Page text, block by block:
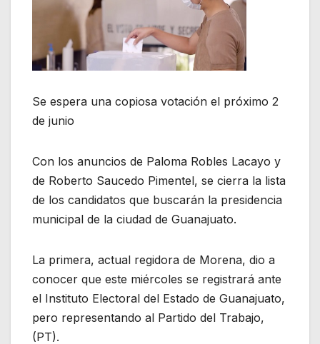
Se espera una copiosa votación el próximo 2
de junio
Con los anuncios de Paloma Robles Lacayo y
de Roberto Saucedo Pimentel, se cierra la lista
de los candidatos que buscarán la presidencia
municipal de la ciudad de Guanajuato.
La primera, actual regidora de Morena, dio a
conocer que este miércoles se registrará ante
el Instituto Electoral del Estado de Guanajuato,
pero representando al Partido del Trabajo,
(PT).